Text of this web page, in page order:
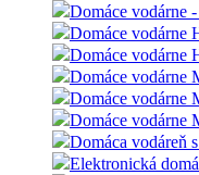
Domáce vodárne
Domáce vodárne
Domáce vodárne
Domáce vodárne
Domáce
Domáce
Domáca vodáreň
Elektronická